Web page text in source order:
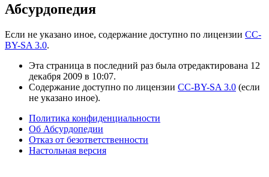
Абсурдопедия
Если не указано иное, содержание доступно по лицензии CC-
BY-SA 3.0.
Эта страница в последний раз была отредактирована 12
декабря 2009 в 10:07.
Содержание доступно по лицензии CC-BY-SA 3.0 (если
не указано иное).
Политика конфиденциальности
Об Абсурдопедии
Отказ от безответственности
Настольная версия